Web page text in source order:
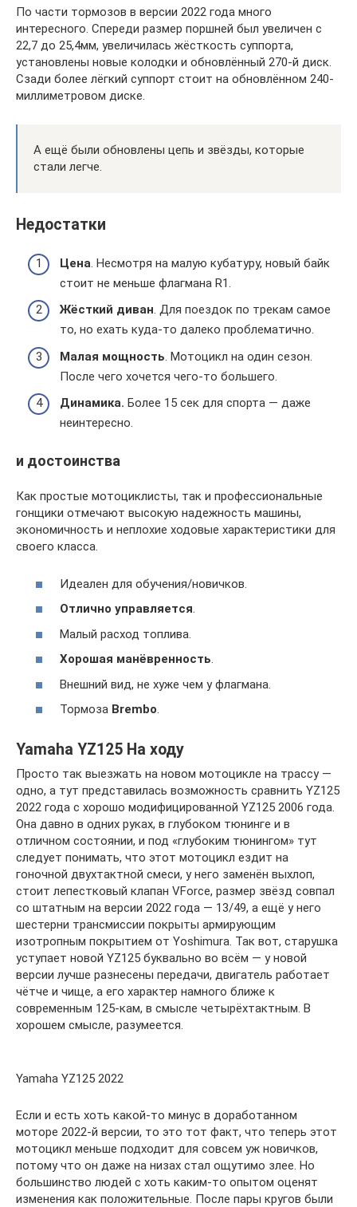
По части тормозов в версии 2022 года много
интересного. Спереди размер поршней был увеличен с
22,7 до 25,4мм, увеличилась жёсткость суппорта,
установлены новые колодки и обновлённый 270-й диск.
Сзади более лёгкий суппорт стоит на обновлённом 240-
миллиметровом диске.
А ещё были обновлены цепь и звёзды, которые
стали легче.
Недостатки
Цена . Несмотря на малую кубатуру, новый байк
стоит не меньше флагмана R1.
Жёсткий диван. Для поездок по трекам самое
то, но ехать куда-то далеко проблематично.
Малая мощность . Мотоцикл на один сезон.
После чего хочется чего-то большего.
Динамика. Более 15 сек для спорта — даже
неинтересно.
и достоинства
Как простые мотоциклисты, так и профессиональные
гонщики отмечают высокую надежность машины,
экономичность и неплохие ходовые характеристики для
своего класса.
Идеален для обучения/новичков.
Отлично управляется.
Малый расход топлива.
Хорошая манёвренность.
Внешний вид, не хуже чем у флагмана.
Тормоза Brembo.
Yamaha YZ125 На ходу
Просто так выезжать на новом мотоцикле на трассу —
одно, а тут представилась возможность сравнить YZ125
2022 года с хорошо модифицированной YZ125 2006 года.
Она давно в одних руках, в глубоком тюнинге и в
отличном состоянии, и под «глубоким тюнингом» тут
следует понимать, что этот мотоцикл ездит на
гоночной двухтактной смеси, у него заменён выхлоп,
стоит лепестковый клапан VForce, размер звёзд совпал
со штатным на версии 2022 года — 13/49, а ещё у него
шестерни трансмиссии покрыты армирующим
изотропным покрытием от Yoshimura. Так вот, старушка
уступает новой YZ125 буквально во всём — у новой
версии лучше разнесены передачи, двигатель работает
чётче и чище, а его характер намного ближе к
современным 125-кам, в смысле четырёхтактным. В
хорошем смысле, разумеется.
Yamaha YZ125 2022
Если и есть хоть какой-то минус в доработанном
моторе 2022-й версии, то это тот факт, что теперь этот
мотоцикл меньше подходит для совсем уж новичков,
потому что он даже на низах стал ощутимо злее. Но
большинство людей с хоть каким-то опытом оценят
изменения как положительные. После пары кругов были